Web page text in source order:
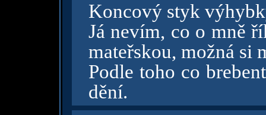
Koncový styk
Já nevím, co o mně
mateřskou, možná si
Podle toho co
dění.